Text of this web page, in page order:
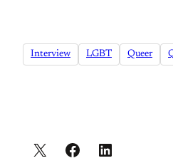
Interview LGBT Queer